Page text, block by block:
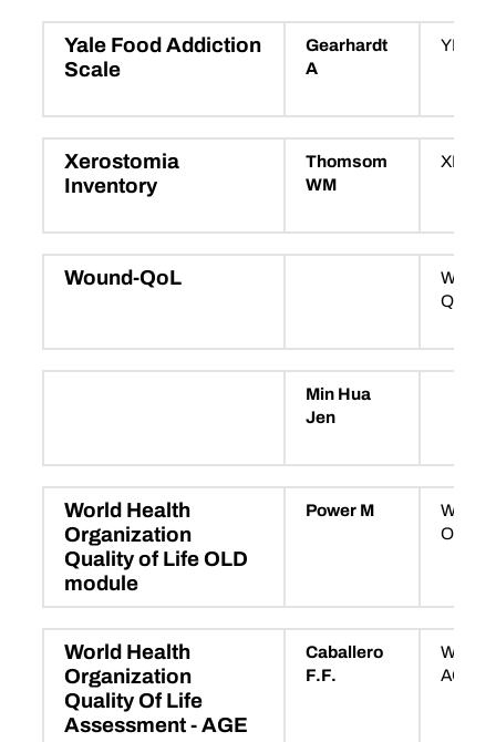
Yale Food Addiction
Scale
Gearhardt
A
YFAS
Xerostomia
Inventory
Thomsom
WM
XI
Wound-QoL
QoL
Min Hua
Jen
World Health
Organization
Quality of Life OLD
module
Power M
OLD
World Health
Organization
Quality Of Life
Assessment - AGE
Caballero
F.F.
AGE